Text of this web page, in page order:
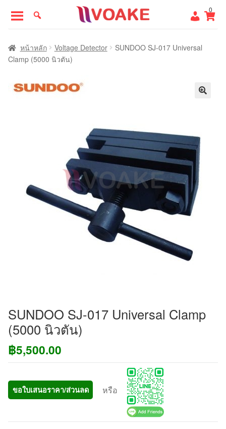
to
navigation
to
content
0
หน้าแรก
หน้าหลัก Voltage Detector
SUNDOO SJ-017 Universal
Clamp (5000 นิวตัน)
SUNDOO SJ-017 Universal Clamp
(5000 นิวตัน)
฿5,500.00
ขอใบเสนอราคา/ส่วนลด หรือ